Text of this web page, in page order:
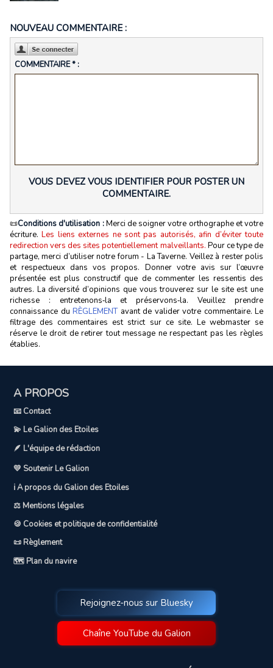
NOUVEAU COMMENTAIRE :
COMMENTAIRE * :
VOUS DEVEZ VOUS IDENTIFIER POUR POSTER UN
COMMENTAIRE.
📜Conditions d'utilisation :Merci de soigner votre orthographe et votre
écriture.Les liens externes ne sont pas autorisés, afin d’éviter toute
redirection vers des sites potentiellement malveillants. Pour ce type de
partage, merci d’utiliser notre forum - La Taverne. Veillez à rester polis
et respectueux dans vos propos. Donner votre avis sur l’œuvre
présentée est plus constructif que de commenter les ressentis des
autres. La diversité d’opinions que vous trouverez sur le site est une
richesse : entretenons‑la et préservons‑la. Veuillez prendre
connaissance du RÈGLEMENTavant de valider votre commentaire. Le
filtrage des commentaires est strict sur ce site. Le webmaster se
réserve le droit de retirer tout message ne respectant pas les règles
établies.
A PROPOS
📧 Contact
💫 Le Galion des Etoiles
🪶 L'équipe de rédaction
💛 Soutenir Le Galion
ℹ️ A propos du Galion des Etoiles
⚖️ Mentions légales
🍪 Cookies et politique de confidentialité
📜 Règlement
🗺️ Plan du navire
Rejoignez-nous sur Bluesky
Chaîne YouTube du Galion